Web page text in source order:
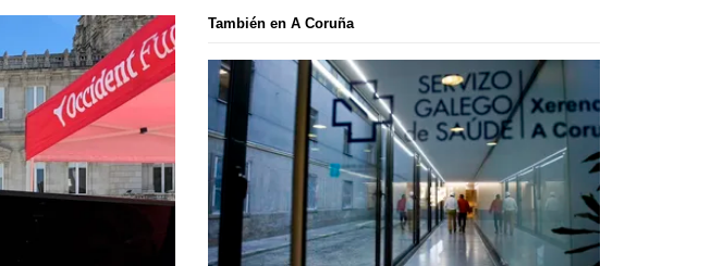
También en A Coruña